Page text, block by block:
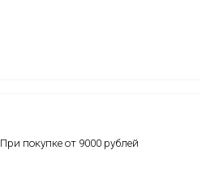
При покупке от 9000 рублей